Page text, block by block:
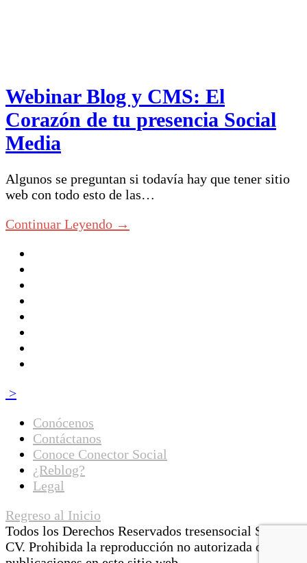
Webinar Blog y CMS: El
Corazón de tu presencia Social
Media
Algunos se preguntan si todavía hay que tener sitio
web con todo esto de las…
Continuar Leyendo →
>
Conócenos
Contáctanos
Conoce Conector Social
¿Reblog?
Legal
Regreso al Inicio
Todos los Derechos Reservados tresensocial SA de
CV. Prohibida la reproducción no autorizada de las